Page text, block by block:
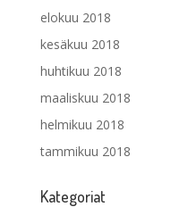
elokuu 2018
kesäkuu 2018
huhtikuu 2018
maaliskuu 2018
helmikuu 2018
tammikuu 2018
Kategoriat